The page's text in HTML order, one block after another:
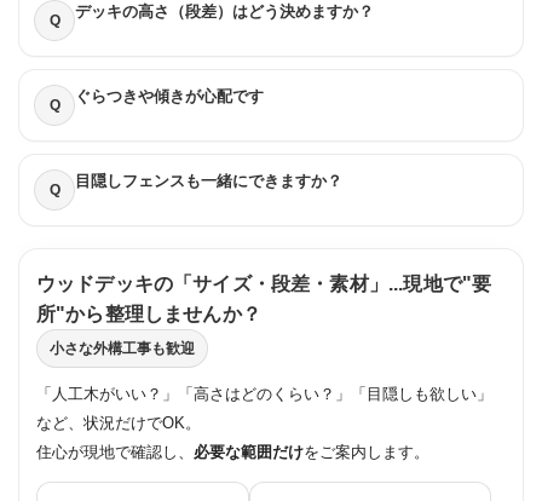
Q デッキの高さ（段差）はどう決めますか？
Q ぐらつきや傾きが心配です
Q 目隠しフェンスも一緒にできますか？
ウッドデッキの「サイズ・段差・素材」...現地で"要
所"から整理しませんか？
小さな外構工事も歓迎
「人工木がいい？」「高さはどのくらい？」「目隠しも欲しい」
など、状況だけでOK。
住心が現地で確認し、 必要な範囲だけをご案内します。